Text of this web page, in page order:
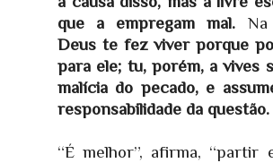
que a empregam mal.
Deus te fez viver porque
para ele; tu, porém, a vives
malícia do pecado, e
responsabilidade da questão.
“É melhor”, afirma, “partir